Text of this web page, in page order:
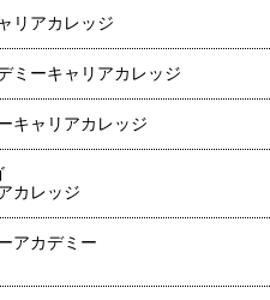
リアカレッジ
ミーキャリアカレッジ
キャリアカレッジ
カレッジ
アカデミー